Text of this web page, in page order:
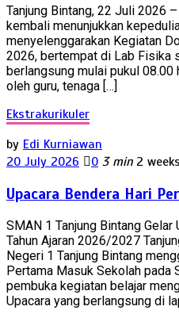
Tanjung Bintang, 22 Juli 2026
kembali menunjukkan
menyelenggarakan Kegiatan
2026, bertempat di Lab Fisika
berlangsung mulai pukul
oleh guru, tenaga […]
Ekstrakurikuler
by Edi Kurniawan
20 July 2026
0 3 min 2 weeks
Upacara Bendera Hari
SMAN 1 Tanjung Bintang
Tahun Ajaran 2026/2027
Negeri 1 Tanjung Bintang
Pertama Masuk Sekolah
pembuka kegiatan belajar
Upacara yang berlangsung di